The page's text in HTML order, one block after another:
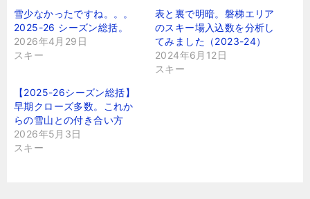
雪少なかったですね。。。
2025-26 シーズン総括。
2026年4月29日
スキー
表と裏で明暗。磐梯エリア
のスキー場入込数を分析し
てみました（2023-24）
2024年6月12日
スキー
【2025-26シーズン総括】
早期クローズ多数。これか
らの雪山との付き合い方
2026年5月3日
スキー